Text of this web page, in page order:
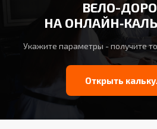
ВЕЛО-
НА
Укажите параметры - получите
Открыть